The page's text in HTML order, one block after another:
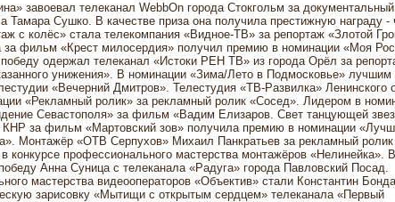
завоевал телеканал WebbOn города Стокгольм за
Тамара Сушко. В качестве приза она получила престижную награду -
с колёс» стала телекомпания «Видное-ТВ» за репортаж «Злотой
за фильм «Крест милосердия» получил премию в номинации «Моя
одержал телеканал «Истоки РЕН ТВ» из города Орёл за
унижения». В номинации «Зима/Лето в Подмосковье» лучшим
«Вечерний Дмитров». Телестудия «ТВ-Развилка» Ленинского
«Рекламный ролик» за рекламный ролик «Сосед». Лидером в
Севастополя» за фильм «Вадим Елизаров. Свет танцующей
КНР за фильм «Мартовский зов» получила премию в номинации
Монтажёр «ОТВ Серпухов» Михаил Панкратьев за рекламный ролик
профессионального мастерства монтажёров «Нелинейка».
Анна Суница с телеканала «Радуга» города Павловский Посад.
мастерства видеооператоров «Объектив» стали Константин
зарисовку «Мытищи с открытым сердцем» телеканала «Первый